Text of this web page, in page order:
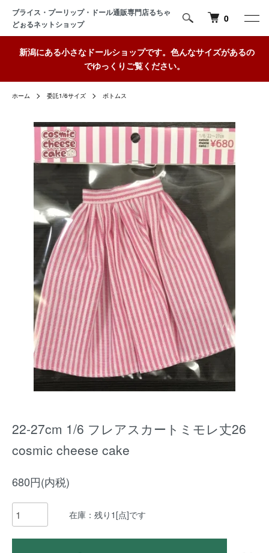
ブライス・プーリップ・ドール通販専門店るちゃ
どぉるネットショップ
0
新潟にある小さなドールショップです。色んなサイズがあるの
でゆっくりご覧ください。
ホーム 委託1/6サイズ ボトムス
22-27cm 1/6 フレアスカートミモレ丈26
cosmic cheese cake
680円(内税)
在庫：残り1[点]です